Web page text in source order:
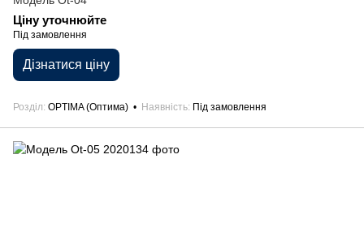
Ціну уточнюйте
Під замовлення
Дізнатися ціну
Розділ OPTIMA (Оптима) Наявність Під замовлення